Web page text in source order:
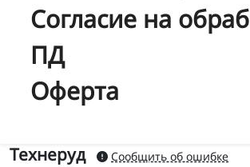
Согласие на
ПД
Оферта
Технеруд Сообщить об ошибке